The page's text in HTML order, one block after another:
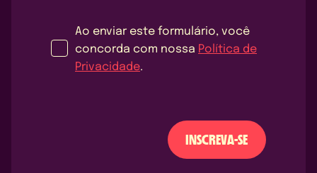
Ao enviar este formulário, você
concorda com nossa Política de
Privacidade.
INSCREVA-SE